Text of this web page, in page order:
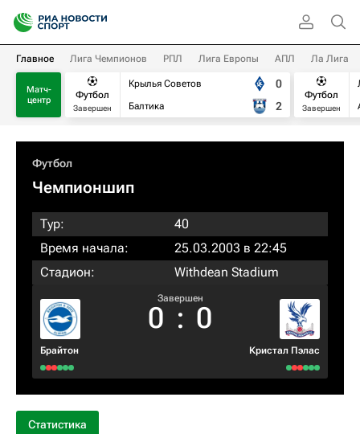
Главное Лига Чемпионов РПЛ Лига Европы АПЛ Ла Лига
Матч-
центр
Футбол
Завершен
Крылья Советов
Балтика
0
2
Футбол
Завершен
Футбол
Чемпионшип
Тур:
40
Время начала:
25.03.2003 в 22:45
Стадион:
Withdean Stadium
Брайтон
Завершен
0 : 0
Кристал Пэлас
Статистика